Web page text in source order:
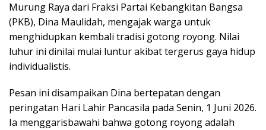
Murung Raya dari Fraksi Partai Kebangkitan Bangsa
(PKB), Dina Maulidah, mengajak warga untuk
menghidupkan kembali tradisi gotong royong. Nilai
luhur ini dinilai mulai luntur akibat tergerus gaya hidup
individualistis.
Pesan ini disampaikan Dina bertepatan dengan
peringatan Hari Lahir Pancasila pada Senin, 1 Juni 2026.
Ia menggarisbawahi bahwa gotong royong adalah